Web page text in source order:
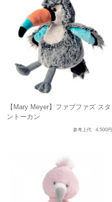
【Mary Meyer】ファブファズ スタ
ントーカン
参考上代 4,500円